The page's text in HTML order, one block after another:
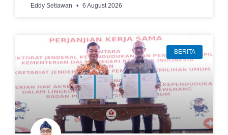
Eddy Setiawan 6 August 2026
BERITA